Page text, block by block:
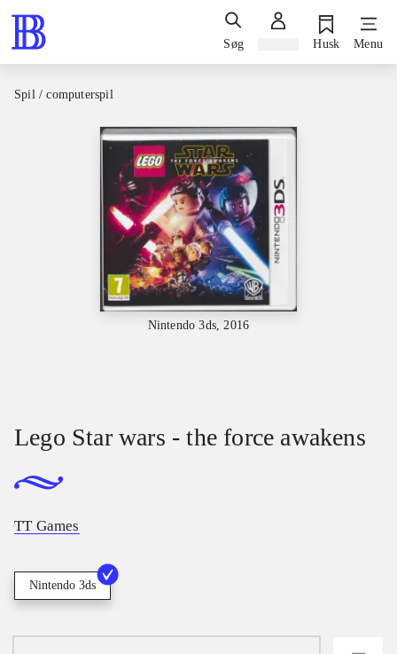
Søg Husk Menu
Spil / computerspil
Nintendo 3ds, 2016
Lego Star wars - the force awakens
TT Games
Nintendo 3ds